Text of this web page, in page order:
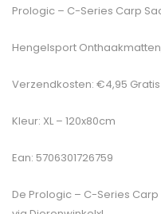
Prologic – C-Series Carp
Hengelsport
Verzendkosten: €4,95
Kleur: XL – 120x80cm
Ean: 5706301726759
De Prologic – C-Series